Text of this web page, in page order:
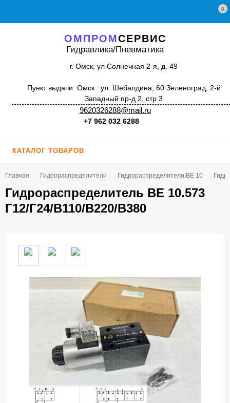
0
ОМПРОМСЕРВИС
Гидравлика/Пневматика
г. Омск, ул Солнечная 2-я, д. 49
Пункт выдачи: Омск : ул. Шебалдина, 60 Зеленоград, 2-й
Западный пр-д 2, стр 3
9620326288@mail.ru
+7 962 032 6288
КАТАЛОГ ТОВАРОВ
Главная Гидрораспределители Гидрораспределители ВЕ 10
Гидрораспределитель ВЕ 10.573
Г12/Г24/В110/В220/В380